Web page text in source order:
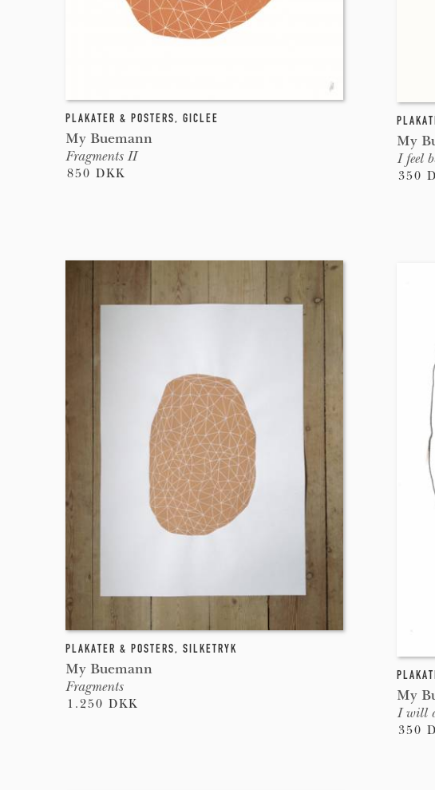
PLAKATER & POSTERS, GICLEE
My Buemann
Fragments II
850 DKK
My
I feel
350
PLAKATER & POSTERS, SILKETRYK
My Buemann
Fragments
1.250 DKK
My
I will
350